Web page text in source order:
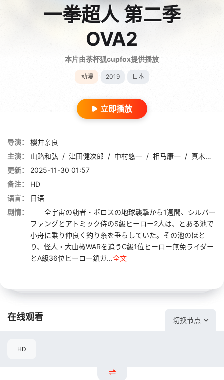
一拳超人 第二季
OVA2
本片由茶杯狐cupfox提供播放
动漫 2019 日本
立即播放
导演：
樱井亲良
主演：
山路和弘 / 津田健次郎 / 中村悠一 / 相马康一 / 真木骏一
更新：
2025-11-30 01:57
备注：
HD
语言：
日语
剧情：
全宇宙の覇者・ボロスの地球襲撃から1週間、シルバー
ファングとアトミック侍のS級ヒーロー2人は、とある池で
小舟に乗り仲良く釣り糸を垂らしていた。その池のほと
り、怪人・大山椒WARを追うC級1位ヒーロー無免ライダー
とA級36位ヒーロー鎖ガ...全文
在线观看 切换节点
HD